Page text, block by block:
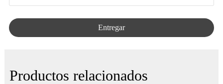
Entregar
Productos relacionados